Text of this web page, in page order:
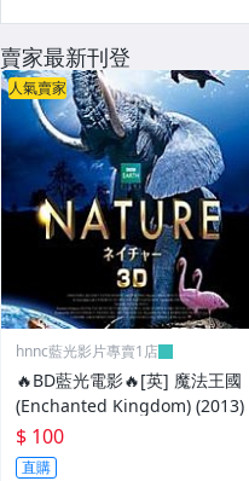
賣家最新刊登
人氣賣家
hnnc藍光影片專賣1店
🔥BD藍光電影🔥[英] 魔法王國
(Enchanted Kingdom) (2013)
$ 100
直購